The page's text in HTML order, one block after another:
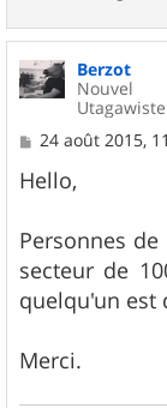
Berzot
Nouvel
Utagawiste
M
s
s
g
e
24 août 2015,
Hello,
Personnes de
secteur de
quelqu'un est
Merci.